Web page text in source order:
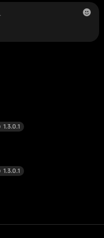
1.3.0.1
1.3.0.1